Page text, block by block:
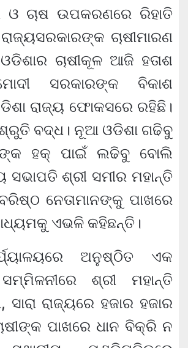
ଓ ଚାଷ ଉପକରଣରେ ରିହାତି
ଚାଷୀମାରଣ
ଚାଷୀକୂଳ ଆଜି ହତାଶ
ସରକାରଙ୍କ ବିକାଶ
ରାଜ୍ୟ ଫୋକସରେ ରହିଛି।
ବଦ୍ଧ। ନୂଆ ଓଡିଶା ଗଢିବୁ
ହକ୍ ପାଇଁ ଲଢିବୁ ବୋଲି
ସଭାପତି ଶ୍ରୀ ସମୀର ମହାନ୍ତି
ନେତାମାନଙ୍କୁ ପାଖରେ
ଏଭଳି କହିଛନ୍ତି।
ଅନୁଷ୍ଠିତ ଏକ
ଶ୍ରୀ ମହାନ୍ତି
ରାଜ୍ୟରେ ହଜାର ହଜାର
ପାଖରେ ଧାନ ବିକ୍ରି ନ